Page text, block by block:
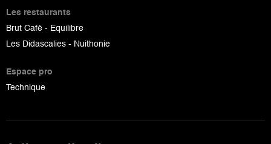
Les restaurants
Brut Café - Equilibre
Les Didascalies - Nuithonie
Espace pro
Technique